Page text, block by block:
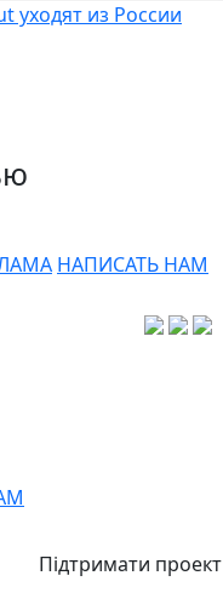
уходят из России
НАПИСАТЬ НАМ
Підтримати проект